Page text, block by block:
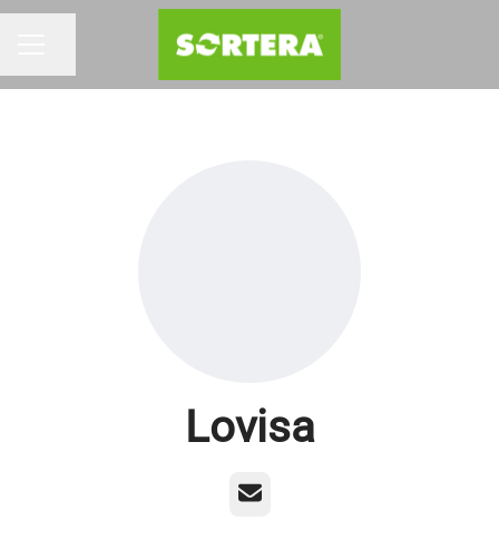
Lovisa
E-post